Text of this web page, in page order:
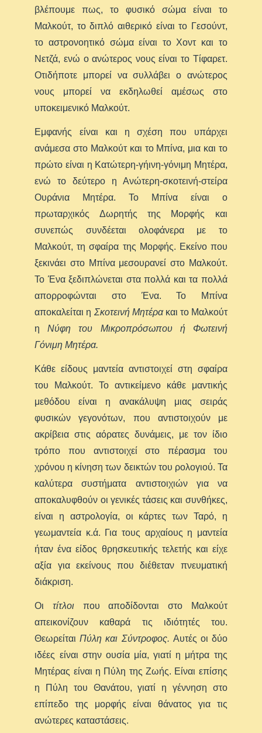
βλέπουμε πως, το φυσικό σώμα είναι το
Μαλκούτ, το διπλό αιθερικό είναι το Γεσούντ,
το αστρονοητικό σώμα είναι το Χοντ και το
Νετζά, ενώ ο ανώτερος νους είναι το Τίφαρετ.
Οτιδήποτε μπορεί να συλλάβει ο ανώτερος
νους μπορεί να εκδηλωθεί αμέσως στο
υποκειμενικό Μαλκούτ.
Εμφανής είναι και η σχέση που υπάρχει
ανάμεσα στο Μαλκούτ και το Μπίνα, μια και το
πρώτο είναι η Κατώτερη-γήινη-γόνιμη Μητέρα,
ενώ το δεύτερο η Ανώτερη-σκοτεινή-στείρα
Ουράνια Μητέρα. Το Μπίνα είναι ο
πρωταρχικός Δωρητής της Μορφής και
συνεπώς συνδέεται ολοφάνερα με το
Μαλκούτ, τη σφαίρα της Μορφής. Εκείνο που
ξεκινάει στο Μπίνα μεσουρανεί στο Μαλκούτ.
Το Ένα ξεδιπλώνεται στα πολλά και τα πολλά
απορροφώνται στο Ένα. Το Μπίνα
αποκαλείται η Σκοτεινή Μητέρα και το Μαλκούτ
ηΝύφη του Μικροπρόσωπου ή Φωτεινή
Γόνιμη Μητέρα.
Κάθε είδους μαντεία αντιστοιχεί στη σφαίρα
του Μαλκούτ. Το αντικείμενο κάθε μαντικής
μεθόδου είναι η ανακάλυψη μιας σειράς
φυσικών γεγονότων, που αντιστοιχούν με
ακρίβεια στις αόρατες δυνάμεις, με τον ίδιο
τρόπο που αντιστοιχεί στο πέρασμα του
χρόνου η κίνηση των δεικτών του ρολογιού. Τα
καλύτερα συστήματα αντιστοιχιών για να
αποκαλυφθούν οι γενικές τάσεις και συνθήκες,
είναι η αστρολογία, οι κάρτες των Ταρό, η
γεωμαντεία κ.ά. Για τους αρχαίους η μαντεία
ήταν ένα είδος θρησκευτικής τελετής και είχε
αξία για εκείνους που διέθεταν πνευματική
διάκριση.
Οιτίτλοι που αποδίδονται στο Μαλκούτ
απεικονίζουν καθαρά τις ιδιότητές του.
ΘεωρείταιΠύλη και Σύντροφος. Αυτές οι δύο
ιδέες είναι στην ουσία μία, γιατί η μήτρα της
Μητέρας είναι η Πύλη της Ζωής. Είναι επίσης
η Πύλη του Θανάτου, γιατί η γέννηση στο
επίπεδο της μορφής είναι θάνατος για τις
ανώτερες καταστάσεις.